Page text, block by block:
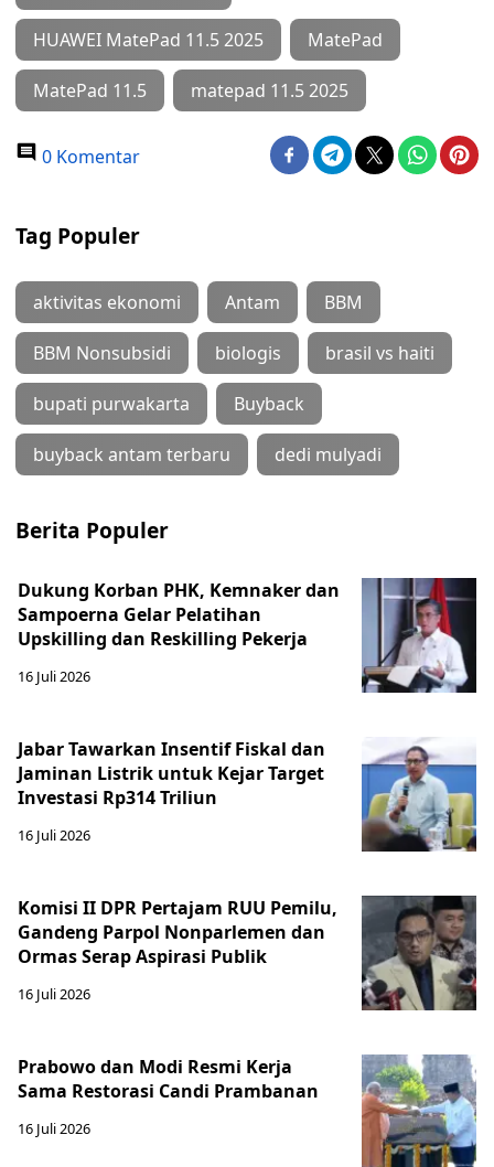
HUAWEI MatePad 11.5 2025 MatePad
MatePad 11.5 matepad 11.5 2025
0 Komentar
Tag Populer
aktivitas ekonomi Antam BBM
BBM Nonsubsidi biologis brasil vs haiti
bupati purwakarta Buyback
buyback antam terbaru dedi mulyadi
Berita Populer
Dukung Korban PHK, Kemnaker dan
Sampoerna Gelar Pelatihan
Upskilling dan Reskilling Pekerja
16 Juli 2026
Jabar Tawarkan Insentif Fiskal dan
Jaminan Listrik untuk Kejar Target
Investasi Rp314 Triliun
16 Juli 2026
Komisi II DPR Pertajam RUU Pemilu,
Gandeng Parpol Nonparlemen dan
Ormas Serap Aspirasi Publik
16 Juli 2026
Prabowo dan Modi Resmi Kerja
Sama Restorasi Candi Prambanan
16 Juli 2026